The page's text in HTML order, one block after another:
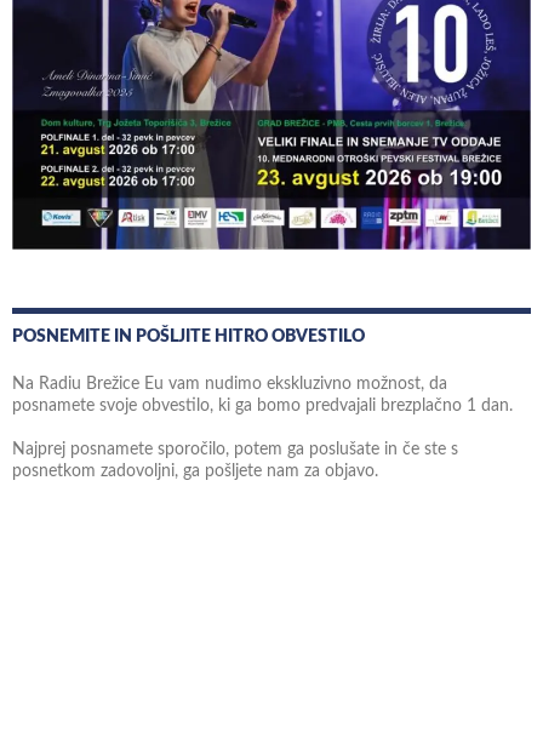
POSNEMITE IN POŠLJITE HITRO OBVESTILO
Na Radiu Brežice Eu vam nudimo ekskluzivno možnost, da
posnamete svoje obvestilo, ki ga bomo predvajali brezplačno 1 dan.
Najprej posnamete sporočilo, potem ga poslušate in če ste s
posnetkom zadovoljni, ga pošljete nam za objavo.